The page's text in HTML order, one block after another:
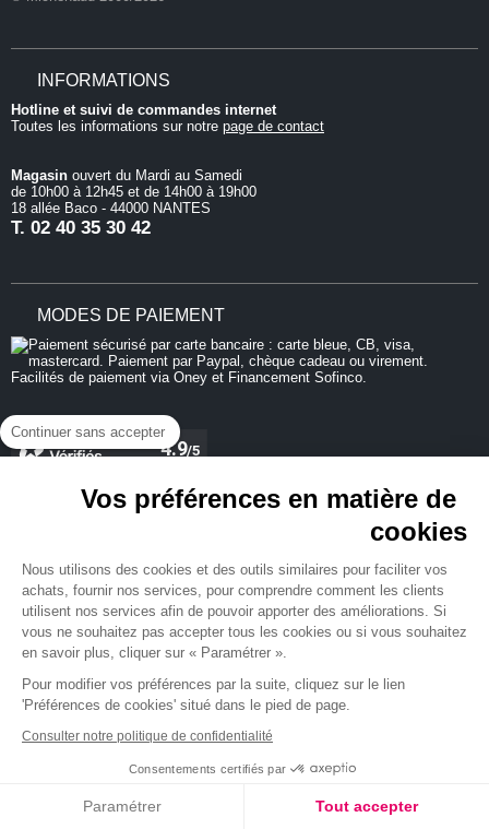
Continuer sans accepter
Vos préférences en matière de
cookies
Nous utilisons des cookies et des outils similaires pour faciliter vos
achats, fournir nos services, pour comprendre comment les clients
utilisent nos services afin de pouvoir apporter des améliorations. Si
vous ne souhaitez pas accepter tous les cookies ou si vous souhaitez
en savoir plus, cliquer sur « Paramétrer ».
Pour modifier vos préférences par la suite, cliquez sur le lien
'Préférences de cookies' situé dans le pied de page.
Consulter notre politique de confidentialité
Consentements certifiés par
Paramétrer Tout accepter
INFORMATIONS
Hotline et suivi de commandes internet
Toutes les informations sur notre page de contact
Magasin ouvert du Mardi au Samedi
de 10h00 à 12h45 et de 14h00 à 19h00
18 allée Baco - 44000 NANTES
T. 02 40 35 30 42
MODES DE PAIEMENT
NEWSLETTER